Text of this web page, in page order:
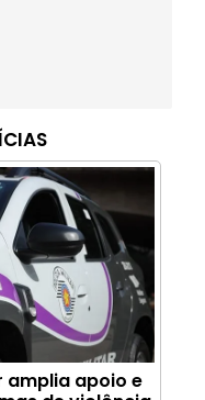
amplia apoio e